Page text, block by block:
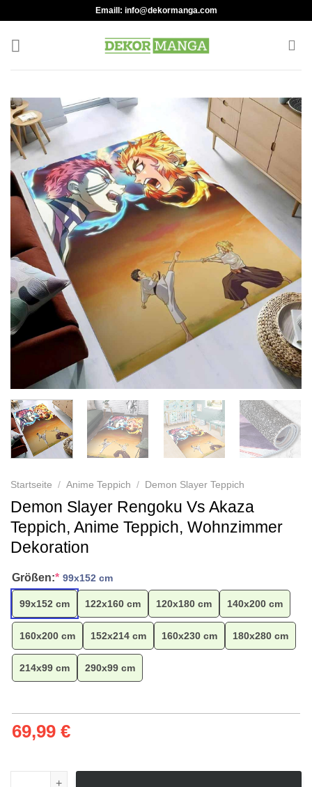
to
content
Emaill: info@dekormanga.com
Startseite / Anime Teppich / Demon Slayer Teppich
Demon Slayer Rengoku Vs Akaza
Teppich, Anime Teppich, Wohnzimmer
Dekoration
Größen:* 99x152 cm
99x152 cm 122x160 cm 120x180 cm 140x200 cm
160x200 cm 152x214 cm 160x230 cm 180x280 cm
214x99 cm 290x99 cm
69,99 €
Demon Slayer Rengoku Vs Akaza Teppich, Anime Teppich,